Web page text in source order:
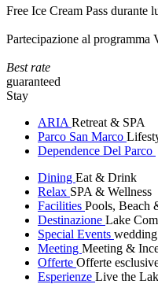
Free Ice Cream Pass durante
Partecipazione al
Best rate
guaranteed
Stay
ARIA Retreat & SPA
Parco San Marco
Dependence Del Parco
Dining Eat & Drink
Relax SPA & Wellness
Facilities Pools, Beach
Destinazione Lake
Special Events
Meeting Meeting &
Offerte Offerte
Esperienze Live the